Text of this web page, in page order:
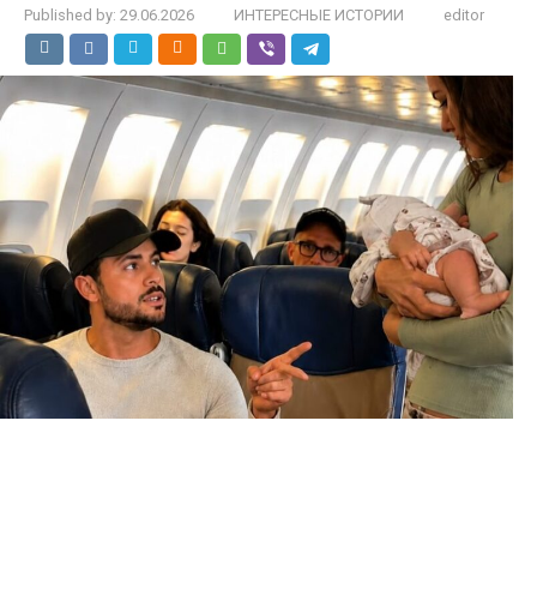
Published by: 29.06.2026 ИНТЕРЕСНЫЕ ИСТОРИИ editor